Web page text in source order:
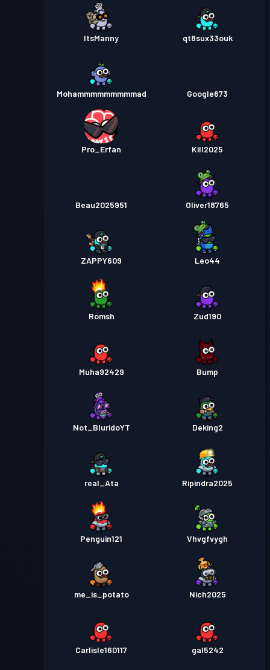
ItsManny qt8sux33ouk
Mohammmmmmmmmad Google673
Pro_Erfan Kill2025
Beau2025951 Oliver18765
ZAPPY609 Leo44
Romsh Zud190
Muha92429 Bump
Not_BluridoYT Deking2
real_Ata Ripindra2025
Penguin121 Vhvgfvygh
me_is_potato Nich2025
Carlisle160117 gal5242